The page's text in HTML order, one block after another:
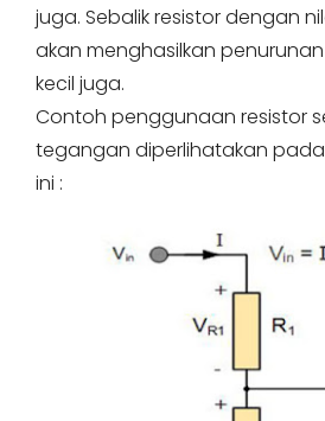
juga. Sebalik resistor dengan
akan menghasilkan
kecil juga.
Contoh penggunaan resistor
tegangan diperlihatakan
ini :